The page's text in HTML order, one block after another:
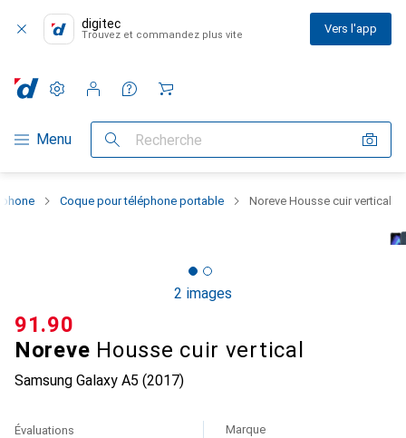
digitec
Trouvez et commandez plus vite Vers l'app
Navigation par catégorie
Menu Recherche
Paramètres
Compte client
Listes de comparaison
Listes d'envies
Panier
Coque pour téléphone portable Noreve Housse cuir vertical
2 images
Noreve Housse cuir vertical
Samsung Galaxy A5 (2017)
CHF
91.90
Évaluations Marque